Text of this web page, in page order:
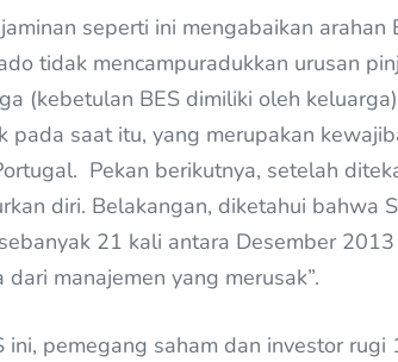
seperti ini mengabaikan
tidak mencampuradukkan urusan
(kebetulan BES dimiliki oleh
pada saat itu, yang merupakan
Pekan berikutnya, setelah
diri. Belakangan, diketahui bahwa
21 kali antara Desember
manajemen yang merusak”.
ini, pemegang saham dan investor rugi